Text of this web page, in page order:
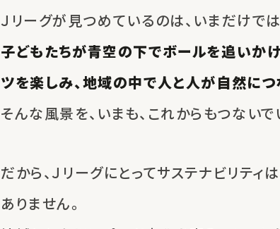
Ｊリーグが見つめているのは、 いまだけで
子どもたちが青空の下でボールを追いかけ
ツを楽しみ、地域の中で人と人が自然につ
そんな風景を、いまも、これからもつないで
だから、Ｊリーグにとってサステナビリティは
ありません。